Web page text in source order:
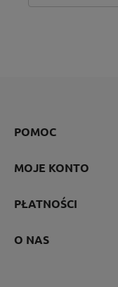
POMOC
MOJE KONTO
PŁATNOŚCI
O NAS